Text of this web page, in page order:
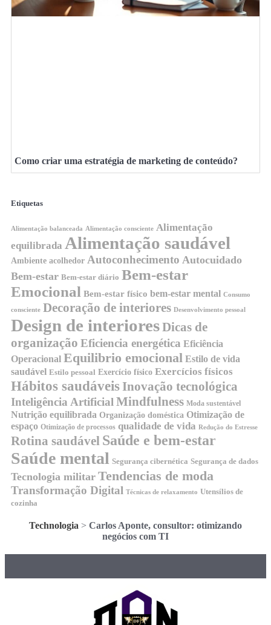
Como criar uma estratégia de marketing de conteúdo?
Etiquetas
Alimentação balanceada Alimentação consciente Alimentação
equilibrada Alimentação saudável
Ambiente acolhedor Autoconhecimento Autocuidado
Bem-estar Bem-estar diário Bem-estar
Emocional Bem-estar físico bem-estar mental Consumo
consciente Decoração de interiores Desenvolvimento pessoal
Design de interioresDicas de
organização Eficiencia energética Eficiência
Operacional Equilibrio emocional Estilo de vida
saudável Estilo pessoal Exercício físico Exercícios físicos
Hábitos saudáveis Inovação tecnológica
Inteligência ArtificialMindfulness Moda sustentável
Nutrição equilibrada Organização doméstica Otimização de
espaço Otimização de processos qualidade de vida Redução do Estresse
Rotina saudável Saúde e bem-estar
Saúde mental Segurança cibernética Segurança de dados
Tecnologia militar Tendencias de moda
Transformação Digital Técnicas de relaxamento Utensílios de
cozinha
Technologia > Carlos Aponte, consultor: otimizando
negócios com TI